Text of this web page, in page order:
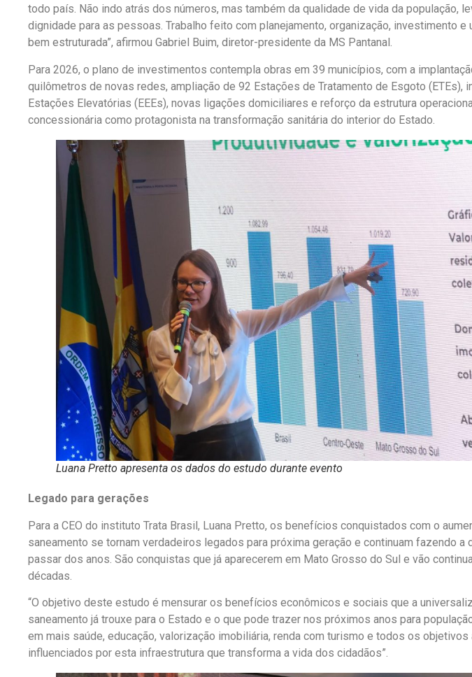
todo país. Não indo atrás dos números, mas também da qualidade de vida da população,
dignidade para as pessoas. Trabalho feito com planejamento, organização, investimento e
bem estruturada”, afirmou Gabriel Buim, diretor-presidente da MS Pantanal.
Para 2026, o plano de investimentos contempla obras em 39 municípios, com a
quilômetros de novas redes, ampliação de 92 Estações de Tratamento de Esgoto (ETEs),
Estações Elevatórias (EEEs), novas ligações domiciliares e reforço da estrutura
concessionária como protagonista na transformação sanitária do interior do Estado.
Luana Pretto apresenta os dados do estudo durante evento
Legado para gerações
Para a CEO do instituto Trata Brasil, Luana Pretto, os benefícios conquistados com o
saneamento se tornam verdadeiros legados para próxima geração e continuam fazendo a
passar dos anos. São conquistas que já aparecerem em Mato Grosso do Sul e vão
décadas.
“O objetivo deste estudo é mensurar os benefícios econômicos e sociais que a
saneamento já trouxe para o Estado e o que pode trazer nos próximos anos para
em mais saúde, educação, valorização imobiliária, renda com turismo e todos os objetivos
influenciados por esta infraestrutura que transforma a vida dos cidadãos”.